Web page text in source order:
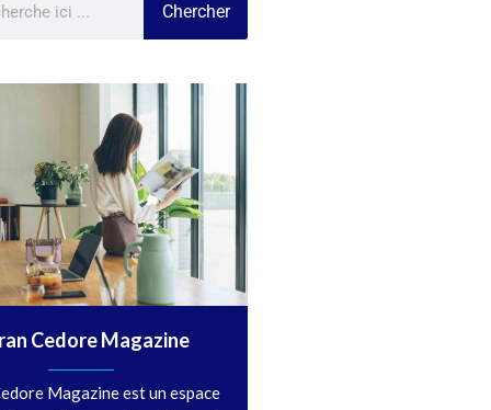
Chercher
Cedore Magazine
Magazine est un espace